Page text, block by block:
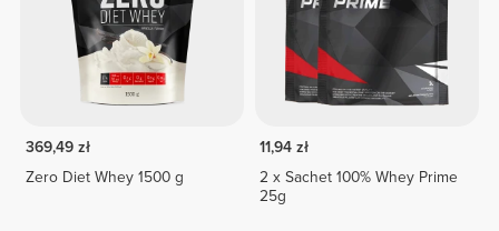
369,49 zł
Zero Diet Whey 1500 g
11,94 zł
2 x Sachet 100% Whey Prime
25g